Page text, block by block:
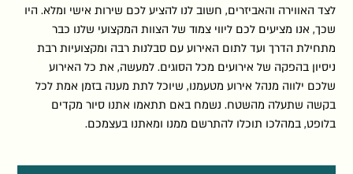
לצד האווירה והאביזרים, חשוב לנו להציע לכם שירות אישי ומלא. היו
שכך, אנו מציעים לכם ליווי צמוד של הצוות המקצועי שלנו כבר
מתחילת הדרך ועד לתום האירוע עם סבלנות רבה ומקצועיות רבת
ניסיון בהפקה של אירועים מכל הסוגים. למעשה, את כל האירוע
שלכם ילווה מנהל אירוע מטעמנו, שיוכל לתת מענה בזמן אמת לכל
בקשה שתעלה מהשטח. נשמח באם תתאמו אתנו סיור מקדים
בלופט, במהלכו תוכלו להתרשם ממנו ומאתנו בעצמכם.